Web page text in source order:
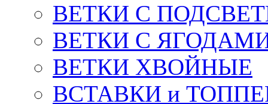
ВЕТКИ С
ВЕТКИ С
ВЕТКИ ХВОЙНЫЕ
ВСТАВКИ и